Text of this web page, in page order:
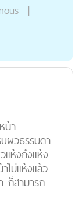
|
น้า
ผิวธรรมดา
แห้งถึงแห้ง
ไม่แห้งแล้ว
ก็สามารถ